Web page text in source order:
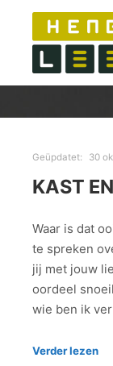
Geüpdatet: 30
KAST
Waar is dat
te spreken
jij met jouw
oordeel
wie ben ik
Verder lezen